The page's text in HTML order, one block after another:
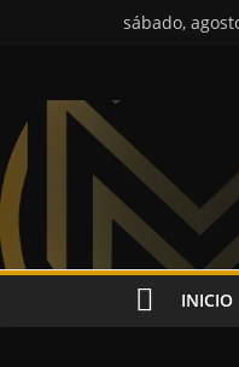
sábado,
Inc
Colombia
Music
INICIO